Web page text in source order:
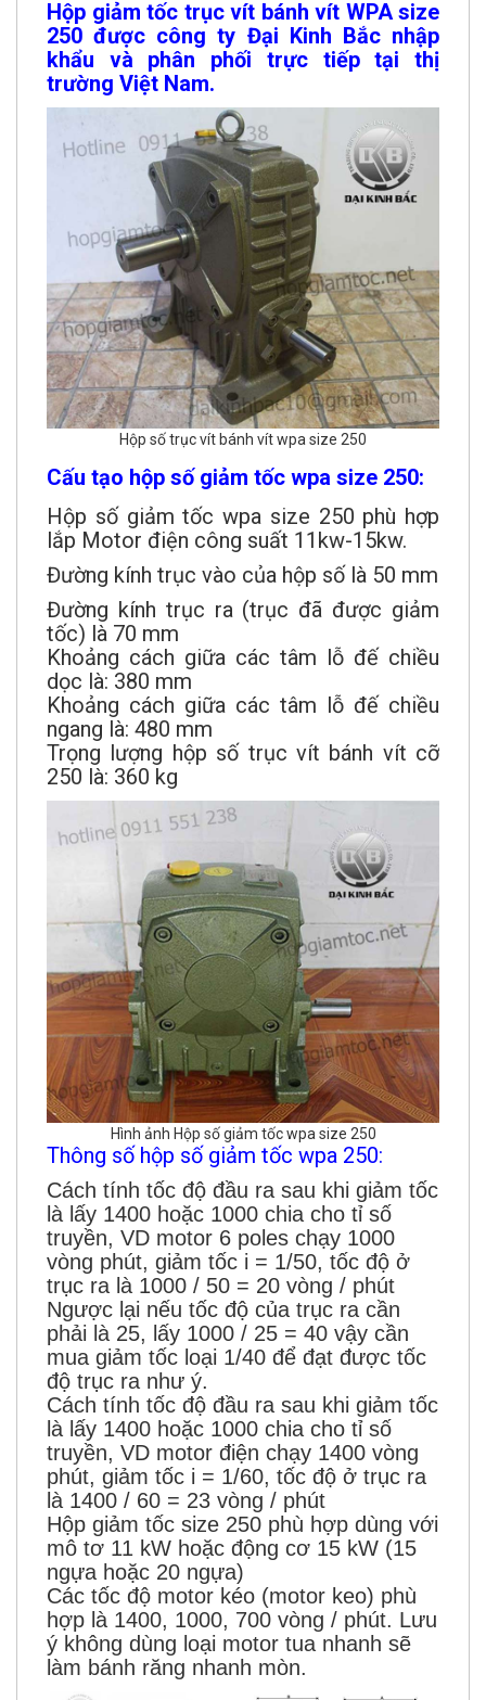
Hộp giảm tốc trục vít bánh vít WPA size
250 được công ty Đại Kinh Bắc nhập
khẩu và phân phối trực tiếp tại thị
trường Việt Nam.
Hộp số trục vít bánh vít wpa size 250
Cấu tạo hộp số giảm tốc wpa size 250:
Hộp số giảm tốc wpa size 250 phù hợp
lắp Motor điện công suất 11kw-15kw.
Đường kính trục vào của hộp số là 50 mm
Đường kính trục ra (trục đã được giảm
tốc) là 70 mm
Khoảng cách giữa các tâm lỗ đế chiều
dọc là: 380 mm
Khoảng cách giữa các tâm lỗ đế chiều
ngang là: 480 mm
Trọng lượng hộp số trục vít bánh vít cỡ
250 là: 360 kg
Hình ảnh Hộp số giảm tốc wpa size 250
Thông số hộp số giảm tốc wpa 250:
Cách tính tốc độ đầu ra sau khi giảm tốc
là lấy 1400 hoặc 1000 chia cho tỉ số
truyền, VD motor 6 poles chạy 1000
vòng phút, giảm tốc i = 1/50, tốc độ ở
trục ra là 1000 / 50 = 20 vòng / phút
Ngược lại nếu tốc độ của trục ra cần
phải là 25, lấy 1000 / 25 = 40 vậy cần
mua giảm tốc loại 1/40 để đạt được tốc
độ trục ra như ý.
Cách tính tốc độ đầu ra sau khi giảm tốc
là lấy 1400 hoặc 1000 chia cho tỉ số
truyền, VD motor điện chạy 1400 vòng
phút, giảm tốc i = 1/60, tốc độ ở trục ra
là 1400 / 60 = 23 vòng / phút
Hộp giảm tốc size 250 phù hợp dùng với
mô tơ 11 kW hoặc động cơ 15 kW (15
ngựa hoặc 20 ngựa)
Các tốc độ motor kéo (motor keo) phù
hợp là 1400, 1000, 700 vòng / phút. Lưu
ý không dùng loại motor tua nhanh sẽ
làm bánh răng nhanh mòn.